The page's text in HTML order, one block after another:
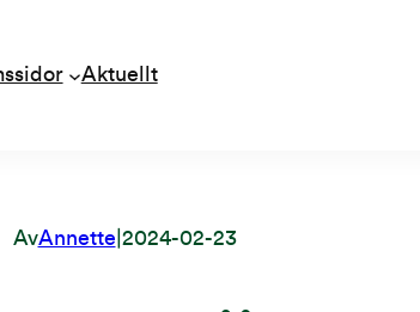
Aktuellt
AvAnnette 2024-02-23